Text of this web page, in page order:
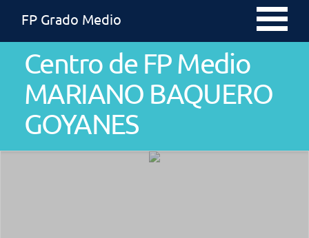
FP Grado Medio
Centro de FP Medio
MARIANO BAQUERO
GOYANES